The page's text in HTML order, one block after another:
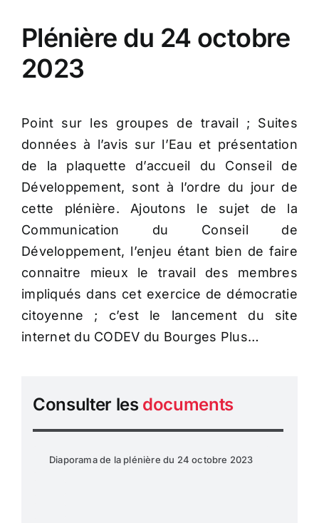
Plénière du 24 octobre
2023
Point sur les groupes de travail ; Suites
données à l’avis sur l’Eau et présentation
de la plaquette d’accueil du Conseil de
Développement, sont à l’ordre du jour de
cette plénière. Ajoutons le sujet de la
Communication du Conseil de
Développement, l’enjeu étant bien de faire
connaitre mieux le travail des membres
impliqués dans cet exercice de démocratie
citoyenne ; c’est le lancement du site
internet du CODEV du Bourges Plus…
Consulter les documents
Diaporama de la plénière du 24 octobre 2023